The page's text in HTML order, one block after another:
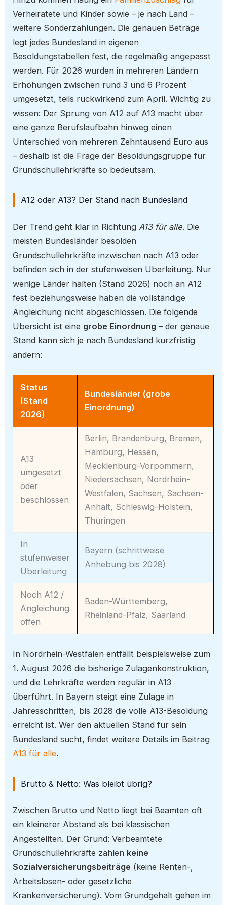
Verheiratete und Kinder sowie – je nach Land –
weitere Sonderzahlungen. Die genauen Beträge
legt jedes Bundesland in eigenen
Besoldungstabellen fest, die regelmäßig angepasst
werden. Für 2026 wurden in mehreren Ländern
Erhöhungen zwischen rund 3 und 6 Prozent
umgesetzt, teils rückwirkend zum April. Wichtig zu
wissen: Der Sprung von A12 auf A13 macht über
eine ganze Berufslaufbahn hinweg einen
Unterschied von mehreren Zehntausend Euro aus
– deshalb ist die Frage der Besoldungsgruppe für
Grundschullehrkräfte so bedeutsam.
A12 oder A13? Der Stand nach Bundesland
Der Trend geht klar in RichtungA13 für alle. Die
meisten Bundesländer besolden
Grundschullehrkräfte inzwischen nach A13 oder
befinden sich in der stufenweisen Überleitung. Nur
wenige Länder halten (Stand 2026) noch an A12
fest beziehungsweise haben die vollständige
Angleichung nicht abgeschlossen. Die folgende
Übersicht ist eine grobe Einordnung – der genaue
Stand kann sich je nach Bundesland kurzfristig
ändern:
Status
(Stand
2026)
Bundesländer (grobe
Einordnung)
A13
umgesetzt
oder
beschlossen
Berlin, Brandenburg, Bremen,
Hamburg, Hessen,
Mecklenburg-Vorpommern,
Niedersachsen, Nordrhein-
Westfalen, Sachsen, Sachsen-
Anhalt, Schleswig-Holstein,
Thüringen
In
stufenweiser
Überleitung
Bayern (schrittweise
Anhebung bis 2028)
Noch A12 /
Angleichung
offen
Baden-Württemberg,
Rheinland-Pfalz, Saarland
In Nordrhein-Westfalen entfällt beispielsweise zum
1. August 2026 die bisherige Zulagenkonstruktion,
und die Lehrkräfte werden regulär in A13
überführt. In Bayern steigt eine Zulage in
Jahresschritten, bis 2028 die volle A13-Besoldung
erreicht ist. Wer den aktuellen Stand für sein
Bundesland sucht, findet weitere Details im Beitrag
A13 für alle.
Brutto & Netto: Was bleibt übrig?
Zwischen Brutto und Netto liegt bei Beamten oft
ein kleinerer Abstand als bei klassischen
Angestellten. Der Grund: Verbeamtete
Grundschullehrkräfte zahlen keine
Sozialversicherungsbeiträge (keine Renten-,
Arbeitslosen- oder gesetzliche
Krankenversicherung). Vom Grundgehalt gehen im